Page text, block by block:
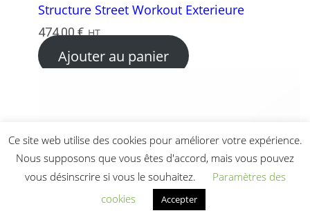
Structure Street Workout Exterieure
474,00€ HT
Ajouter au panier
Ce site web utilise des cookies pour améliorer votre expérience.
Nous supposons que vous êtes d'accord, mais vous pouvez
vous désinscrire si vous le souhaitez.
Paramètres des
cookies
Accepter